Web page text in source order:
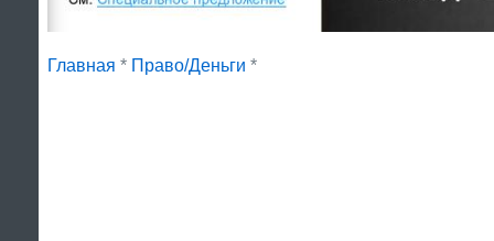
Главная * Право/Деньги *